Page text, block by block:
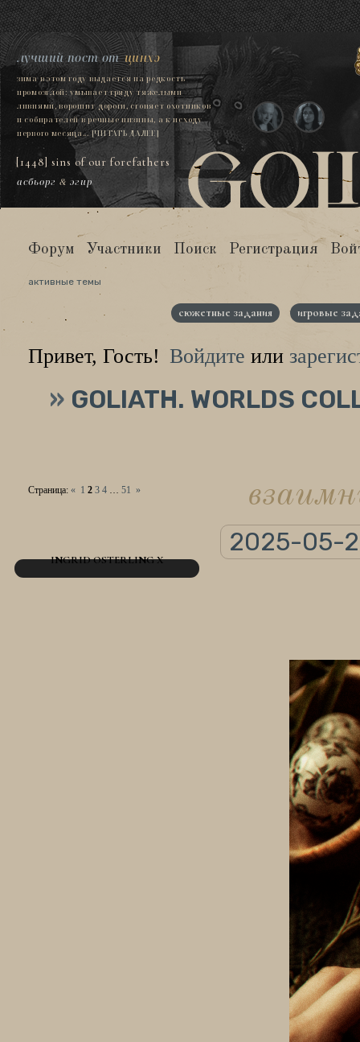
[1448] sins of our forefathers
асбьорг & эгир
лучший пост отцинхэ
зима в этом году выдается на редкость
промозглой: умывает гряду тяжелыми
ливнями, ворошит дороги, сгоняет охотников
и собирателей в речные низины, а к исходу
первого месяца...[ЧИТАТЬ ДАЛЕЕ]
Форум Участники Поиск Регистрация
активные темы
сюжетные задания игровые
Привет, Гость! Войдите или
» GOLIATH. WORLDS
Страница: « 1 2 3 4 … 51 »
2025-05-
INGRID OSTERLING X